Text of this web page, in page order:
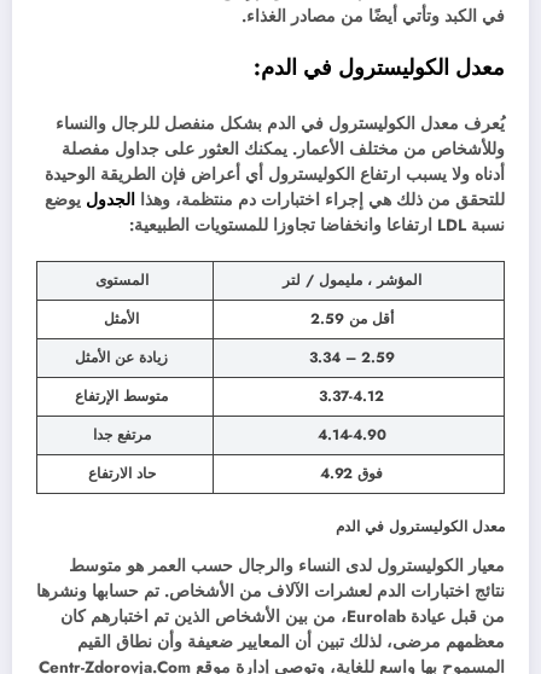
في الكبد وتأتي أيضًا من مصادر الغذاء.
معدل الكوليسترول في الدم:
يُعرف معدل الكوليسترول في الدم بشكل منفصل للرجال والنساء
وللأشخاص من مختلف الأعمار. يمكنك العثور على جداول مفصلة
أدناه ولا يسبب ارتفاع الكوليسترول أي أعراض فإن الطريقة الوحيدة
للتحقق من ذلك هي إجراء اختبارات دم منتظمة، وهذا الجدول يوضع
نسبة LDL ارتفاعا وانخفاضا تجاوزا للمستويات الطبيعية:
المؤشر ، مليمول / لتر
المستوى
أقل من 2.59
الأمثل
2.59 – 3.34
زيادة عن الأمثل
3.37-4.12
متوسط الإرتفاع
4.14-4.90
مرتفع جدا
فوق 4.92
حاد الارتفاع
معدل الكوليسترول في الدم
معيار الكوليسترول لدى النساء والرجال حسب العمر هو متوسط ​​
نتائج اختبارات الدم لعشرات الآلاف من الأشخاص. تم حسابها ونشرها
من قبل عيادة Eurolab، من بين الأشخاص الذين تم اختبارهم كان
معظمهم مرضى، لذلك تبين أن المعايير ضعيفة وأن نطاق القيم
المسموح بها واسع للغاية، وتوصي إدارة موقع Centr-Zdorovja.Com